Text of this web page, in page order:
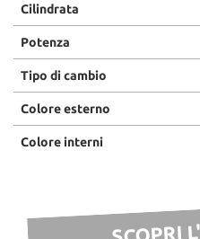
Cilindrata
Potenza
Tipo di cambio
Colore esterno
Colore interni
SCOPRI